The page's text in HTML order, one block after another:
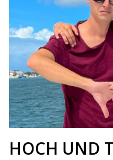
HOCH UND